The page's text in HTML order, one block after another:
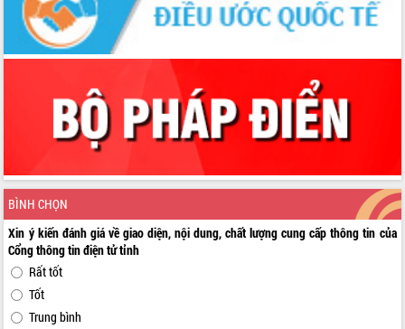
BÌNH CHỌN
Xin ý kiến đánh giá về giao diện, nội dung, chất lượng cung cấp thông tin của
Cổng thông tin điện tử tỉnh
Rất tốt
Tốt
Trung bình